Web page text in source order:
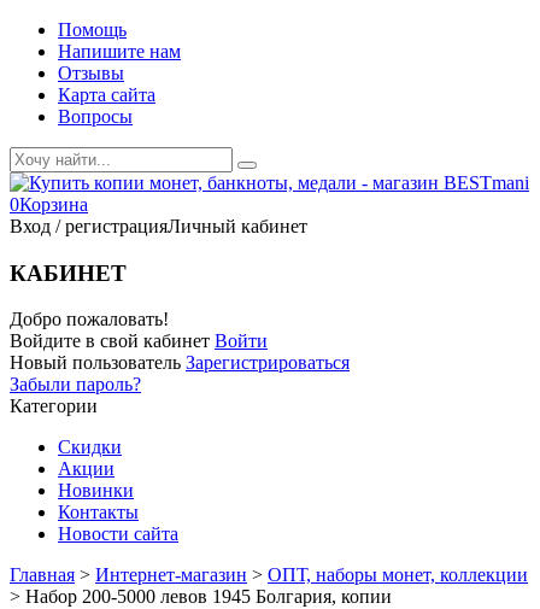
Помощь
Напишите нам
Отзывы
Карта сайта
Вопросы
0Корзина
Вход / регистрацияЛичный кабинет
КАБИНЕТ
Добро пожаловать!
Войдите в свой кабинет Войти
Новый пользователь Зарегистрироваться
Забыли пароль?
Категории
Скидки
Акции
Новинки
Контакты
Новости сайта
Главная > Интернет-магазин > ОПТ, наборы монет, коллекции
> Набор 200-5000 левов 1945 Болгария, копии